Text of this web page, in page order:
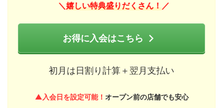
＼嬉しい特典盛りだくさん！ ／
お得に入会はこちら
初月は日割り計算＋翌月支払い
▲入会日を設定可能！ オープン前の店舗でも安心